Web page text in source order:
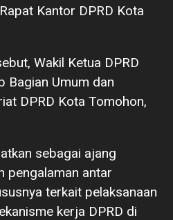
Kantor DPRD Kota
Wakil Ketua DPRD
Bagian Umum dan
DPRD Kota Tomohon,
sebagai ajang
pengalaman antar
terkait pelaksanaan
kerja DPRD di